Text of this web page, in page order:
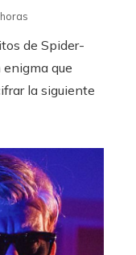
de Spider-
que
la siguiente